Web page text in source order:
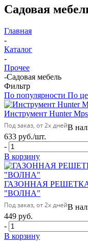
Садовая
Главная
-
Каталог
-
Прочее
-Садовая мебель
Фильтр
По популярности По
Инструмент Hunter
В
633 руб./шт.
-
В корзину
ГАЗОННАЯ
"ВОЛНА"
В
449 руб.
-
В корзину